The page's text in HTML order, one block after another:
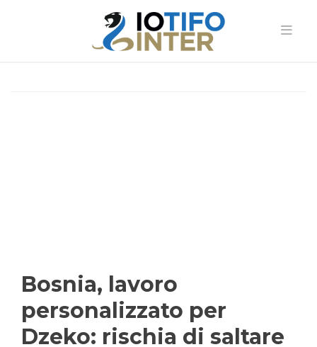
Bosnia, lavoro
personalizzato per
Dzeko: rischia di saltare